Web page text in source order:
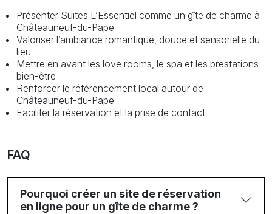
Présenter Suites L’Essentiel comme un gîte de charme à
Châteauneuf-du-Pape
Valoriser l’ambiance romantique, douce et sensorielle du
lieu
Mettre en avant les love rooms, le spa et les prestations
bien-être
Renforcer le référencement local autour de
Châteauneuf-du-Pape
Faciliter la réservation et la prise de contact
FAQ
Pourquoi créer un site de réservation
en ligne pour un gîte de charme ?